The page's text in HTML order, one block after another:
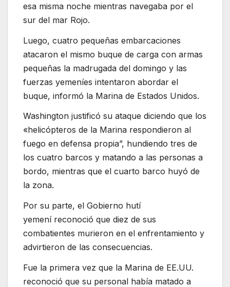
esa misma noche mientras navegaba por el
sur del mar Rojo.
Luego, cuatro pequeñas embarcaciones
atacaron el mismo buque de carga con armas
pequeñas la madrugada del domingo y las
fuerzas yemeníes intentaron abordar el
buque, informó la Marina de Estados Unidos.
Washington justificó su ataque diciendo que los
«helicópteros de la Marina respondieron al
fuego en defensa propia”, hundiendo tres de
los cuatro barcos y matando a las personas a
bordo, mientras que el cuarto barco huyó de
la zona.
Por su parte, el Gobierno hutí
yemení reconoció que diez de sus
combatientes murieron en el enfrentamiento y
advirtieron de las consecuencias.
Fue la primera vez que la Marina de EE.UU.
reconoció que su personal había matado a